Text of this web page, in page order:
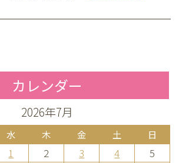
カレンダー
2026年7月
水 木 金 土 日
1 2 3 4
5